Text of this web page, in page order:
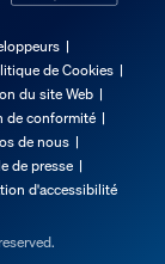
de Cookies
du site Web
de conformité
de nous
de presse
d'accessibilité